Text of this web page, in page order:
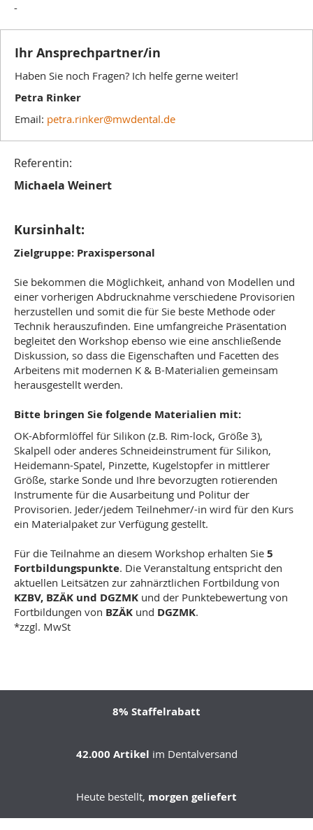
-
Ihr Ansprechpartner/in
Haben Sie noch Fragen? Ich helfe gerne weiter!
Petra Rinker
Email: petra.rinker@mwdental.de
Referentin:
Michaela Weinert
Kursinhalt:
Zielgruppe: Praxispersonal
Sie bekommen die Möglichkeit, anhand von Modellen und
einer vorherigen Abdrucknahme verschiedene Provisorien
herzustellen und somit die für Sie beste Methode oder
Technik herauszufinden. Eine umfangreiche Präsentation
begleitet den Workshop ebenso wie eine anschließende
Diskussion, so dass die Eigenschaften und Facetten des
Arbeitens mit modernen K & B-Materialien gemeinsam
herausgestellt werden.
Bitte bringen Sie folgende Materialien mit:
OK-Abformlöffel für Silikon (z.B. Rim-lock, Größe 3),
Skalpell oder anderes Schneideinstrument für Silikon,
Heidemann-Spatel, Pinzette, Kugelstopfer in mittlerer
Größe, starke Sonde und Ihre bevorzugten rotierenden
Instrumente für die Ausarbeitung und Politur der
Provisorien. Jeder/jedem Teilnehmer/-in wird für den Kurs
ein Materialpaket zur Verfügung gestellt.
Für die Teilnahme an diesem Workshop erhalten Sie 5
Fortbildungspunkte. Die Veranstaltung entspricht den
aktuellen Leitsätzen zur zahnärztlichen Fortbildung von
KZBV, BZÄK und DGZMK und der Punktebewertung von
Fortbildungen von BZÄK und DGZMK.
*zzgl. MwSt
8% Staffelrabatt
42.000 Artikel im Dentalversand
Heute bestellt, morgen geliefert